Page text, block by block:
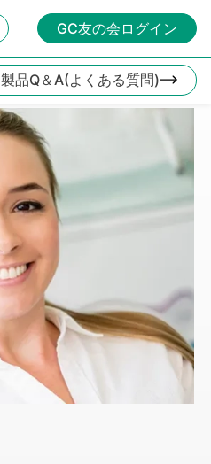
GC友の会ログイン
製品Q＆A(よくある質問)